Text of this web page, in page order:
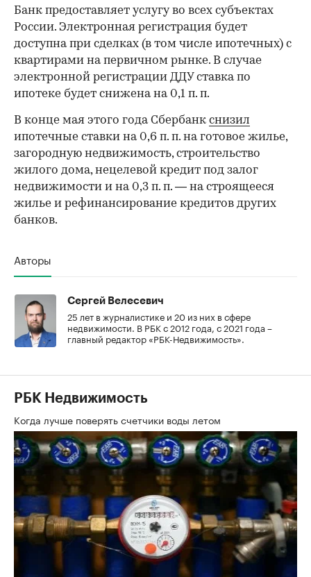
Банк предоставляет услугу во всех субъектах
России. Электронная регистрация будет
доступна при сделках (в том числе ипотечных) с
квартирами на первичном рынке. В случае
электронной регистрации ДДУ ставка по
ипотеке будет снижена на 0,1 п. п.
В конце мая этого года Сбербанк снизил
ипотечные ставки на 0,6 п. п. на готовое жилье,
загородную недвижимость, строительство
жилого дома, нецелевой кредит под залог
недвижимости и на 0,3 п. п. — на строящееся
жилье и рефинансирование кредитов других
банков.
Авторы
Сергей Велесевич
25 лет в журналистике и 20 из них в сфере
недвижимости. В РБК с 2012 года, с 2021 года –
главный редактор «РБК-Недвижимость».
РБК Недвижимость
Когда лучше поверять счетчики воды летом